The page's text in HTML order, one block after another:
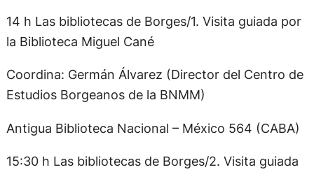
14 h Las bibliotecas de Borges/1. Visita guiada por
la Biblioteca Miguel Cané
Coordina: Germán Álvarez (Director del Centro de
Estudios Borgeanos de la BNMM)
Antigua Biblioteca Nacional – México 564 (CABA)
15:30 h Las bibliotecas de Borges/2. Visita guiada